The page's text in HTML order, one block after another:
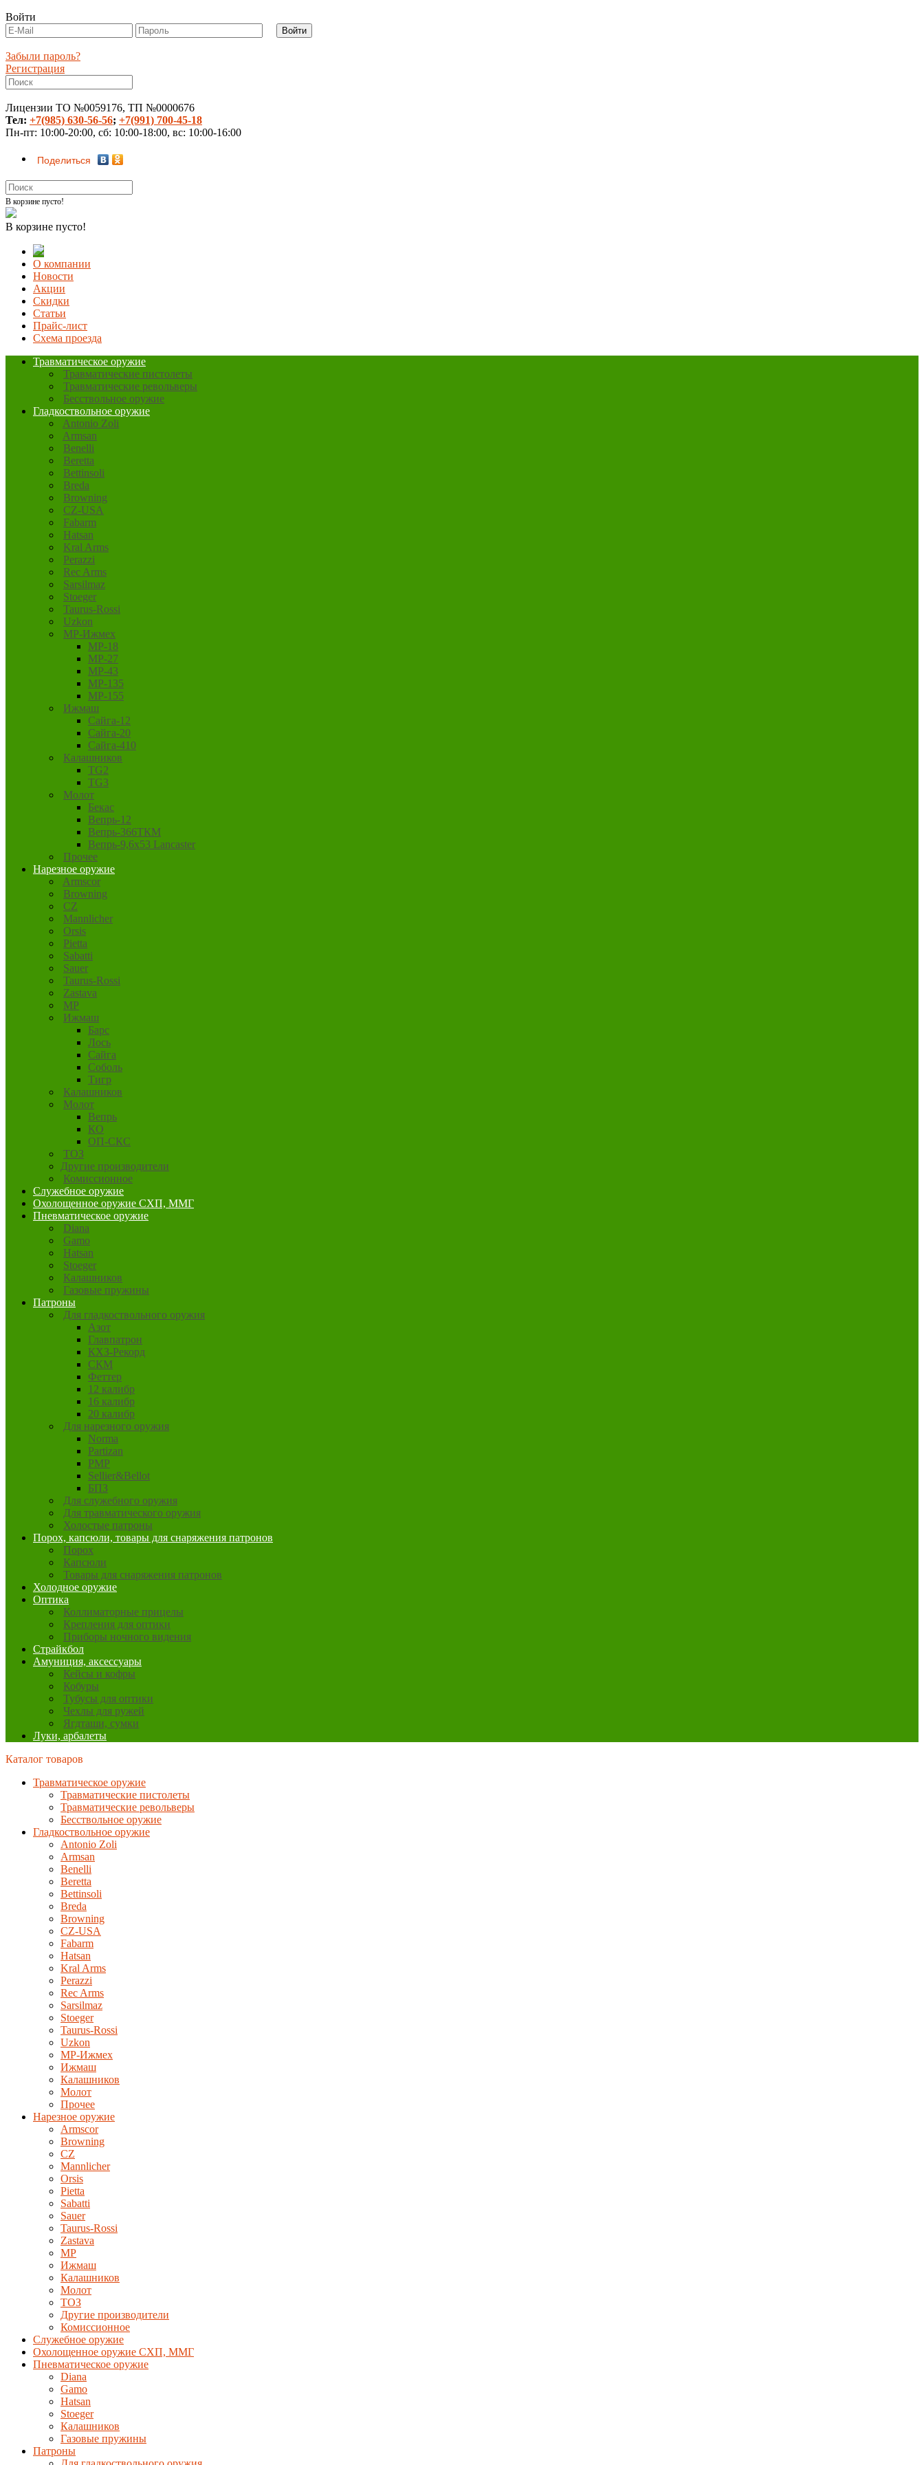
Войти
Забыли пароль?
Регистрация
Лицензии ТО №0059176, ТП №0000676
Тел: +7(985) 630-56-56; +7(991) 700-45-18
Пн-пт: 10:00-20:00, сб: 10:00-18:00, вс: 10:00-16:00
Поделиться
В корзине пусто!
В корзине пусто!
О компании
Новости
Акции
Скидки
Статьи
Прайс-лист
Схема проезда
Травматическое оружие
Травматические пистолеты
Травматические револьверы
Бесствольное оружие
Гладкоствольное оружие
Antonio Zoli
Armsan
Benelli
Beretta
Bettinsoli
Breda
Browning
CZ-USA
Fabarm
Hatsan
Kral Arms
Perazzi
Rec Arms
Sarsilmaz
Stoeger
Taurus-Rossi
Uzkon
MP-Ижмех
MP-18
MP-27
MP-43
MP-135
MP-155
Ижмаш
Сайга-12
Сайга-20
Сайга-410
Калашников
TG2
TG3
Молот
Бекас
Вепрь-12
Вепрь-366ТКМ
Вепрь-9,6х53 Lancaster
Прочее
Нарезное оружие
Armscor
Browning
CZ
Mannlicher
Orsis
Pietta
Sabatti
Sauer
Taurus-Rossi
Zastava
MP
Ижмаш
Барс
Лось
Сайга
Соболь
Тигр
Калашников
Молот
Вепрь
КО
ОП-СКС
ТОЗ
Другие производители
Комиссионное
Служебное оружие
Охолощенное оружие СХП, ММГ
Пневматическое оружие
Diana
Gamo
Hatsan
Stoeger
Калашников
Газовые пружины
Патроны
Для гладкоствольного оружия
Азот
Главпатрон
КХЗ-Рекорд
СКМ
Феттер
12 калибр
16 калибр
20 калибр
Для нарезного оружия
Norma
Partizan
PMP
Sellier&Bellot
БПЗ
Для служебного оружия
Для травматического оружия
Холостые патроны
Порох, капсюли, товары для снаряжения патронов
Порох
Капсюли
Товары для снаряжения патронов
Холодное оружие
Оптика
Коллиматорные прицелы
Крепления для оптики
Приборы ночного видения
Страйкбол
Амуниция, аксессуары
Кейсы и кофры
Кобуры
Тубусы для оптики
Чехлы для ружей
Ягдташи, сумки
Луки, арбалеты
Каталог товаров
Травматическое оружие
Травматические пистолеты
Травматические револьверы
Бесствольное оружие
Гладкоствольное оружие
Antonio Zoli
Armsan
Benelli
Beretta
Bettinsoli
Breda
Browning
CZ-USA
Fabarm
Hatsan
Kral Arms
Perazzi
Rec Arms
Sarsilmaz
Stoeger
Taurus-Rossi
Uzkon
MP-Ижмех
Ижмаш
Калашников
Молот
Прочее
Нарезное оружие
Armscor
Browning
CZ
Mannlicher
Orsis
Pietta
Sabatti
Sauer
Taurus-Rossi
Zastava
MP
Ижмаш
Калашников
Молот
ТОЗ
Другие производители
Комиссионное
Служебное оружие
Охолощенное оружие СХП, ММГ
Пневматическое оружие
Diana
Gamo
Hatsan
Stoeger
Калашников
Газовые пружины
Патроны